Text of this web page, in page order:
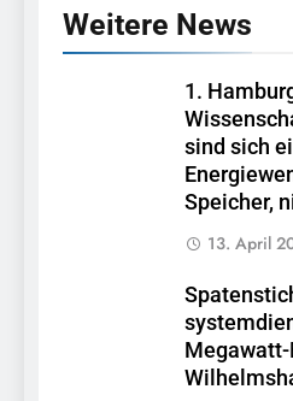
Weitere News
1.
sind sich
Speicher,
13. April